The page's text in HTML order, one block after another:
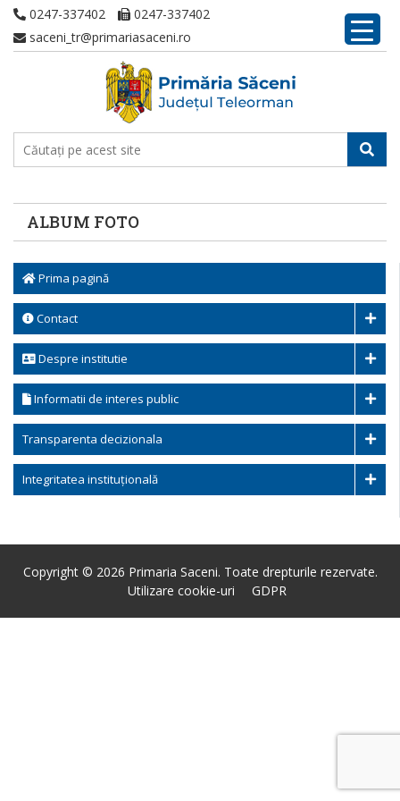
0247-337402
0247-337402
saceni_tr@primariasaceni.ro
ALBUM FOTO
Prima pagină
Contact
Despre institutie
Informatii de interes public
Transparenta decizionala
Integritatea instituțională
Copyright © 2026 Primaria Saceni. Toate drepturile rezervate.
Utilizare cookie-uri
GDPR